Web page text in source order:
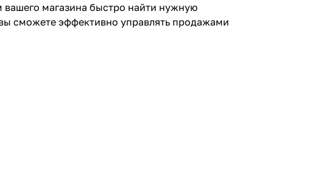
вашего магазина быстро найти нужную
сможете эффективно управлять продажами